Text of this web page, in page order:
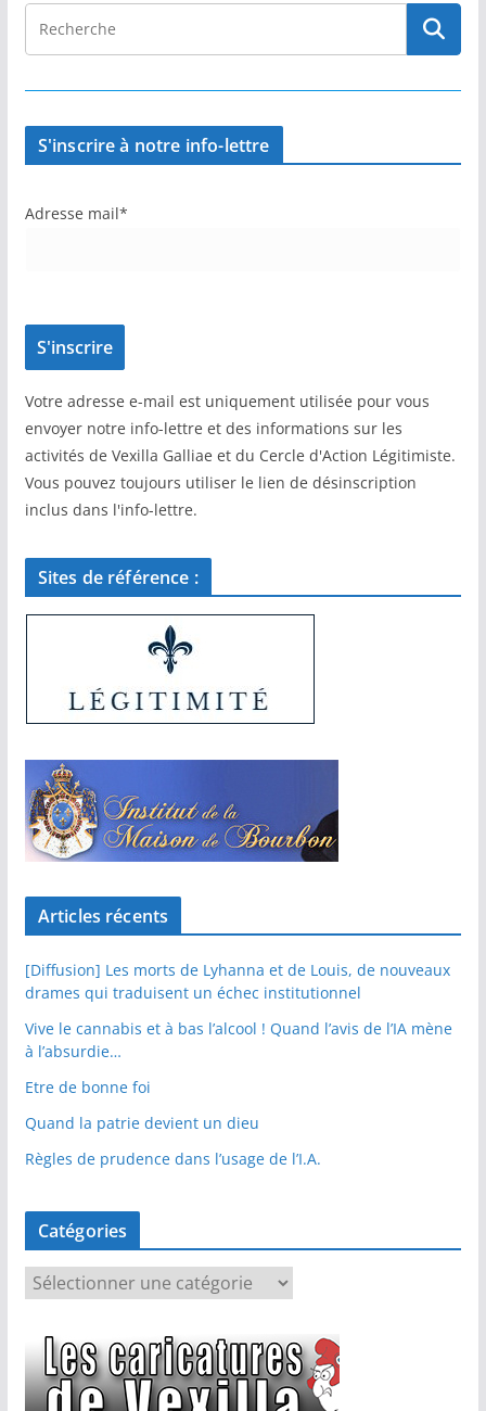
S'inscrire à notre info-lettre
Adresse mail*
Votre adresse e-mail est uniquement utilisée pour vous
envoyer notre info-lettre et des informations sur les
activités de Vexilla Galliae et du Cercle d'Action Légitimiste.
Vous pouvez toujours utiliser le lien de désinscription
inclus dans l'info-lettre.
Sites de référence :
Articles récents
[Diffusion] Les morts de Lyhanna et de Louis, de nouveaux
drames qui traduisent un échec institutionnel
Vive le cannabis et à bas l’alcool ! Quand l’avis de l’IA mène
à l’absurdie…
Etre de bonne foi
Quand la patrie devient un dieu
Règles de prudence dans l’usage de l’I.A.
Catégories
a
é
g